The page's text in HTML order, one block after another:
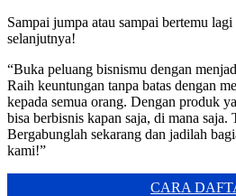
Sampai jumpa atau sampai bertemu
selanjutnya!
“Buka peluang bisnismu dengan
Raih keuntungan tanpa batas dengan
kepada semua orang. Dengan produk
bisa berbisnis kapan saja, di mana saja.
Bergabunglah sekarang dan jadilah
kami!”
CARA